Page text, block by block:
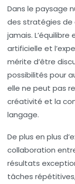
Dans le paysage
des stratégies de
jamais. L’équilibre
artificielle et
mérite d’être
possibilités pour
elle ne peut pas
créativité et la
langage.
De plus en plus
collaboration entre
résultats
tâches